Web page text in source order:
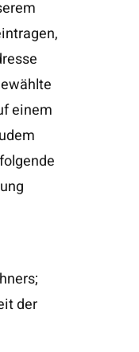
einem
der